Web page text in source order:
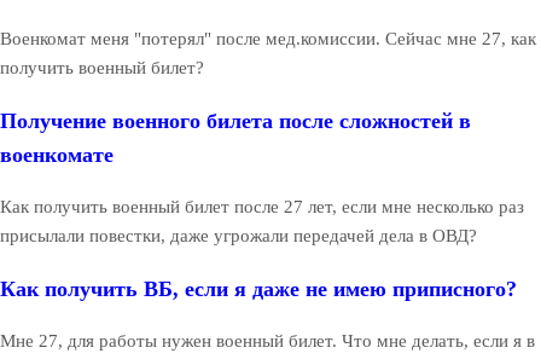
Военкомат меня "потерял" после мед.комиссии. Сейчас мне 27, как
получить военный билет?
Получение военного билета после сложностей в
военкомате
Как получить военный билет после 27 лет, если мне несколько раз
присылали повестки, даже угрожали передачей дела в ОВД?
Как получить ВБ, если я даже не имею приписного?
Мне 27, для работы нужен военный билет. Что мне делать, если я в